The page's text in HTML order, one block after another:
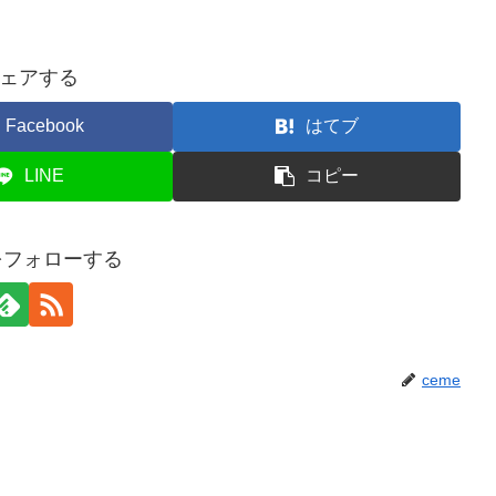
アする
Facebook はてブ
LINE コピー
ォローする
ceme